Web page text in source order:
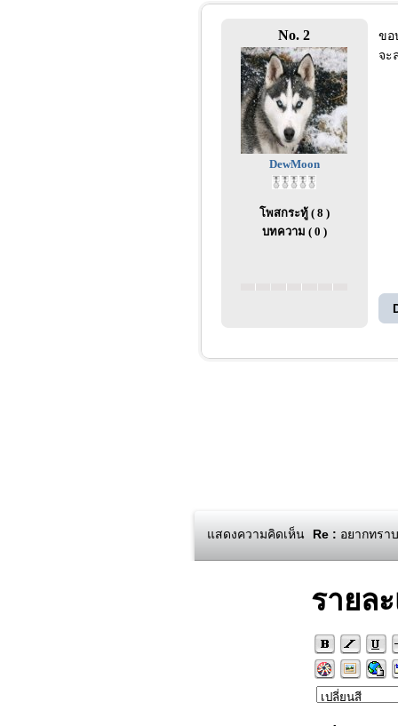
No. 2
DewMoon
โพสกระทู้ ( 8 )
บทความ ( 0 )
ขอ
จะ
แสดงความคิดเห็น Re : อยากทรา
รายล